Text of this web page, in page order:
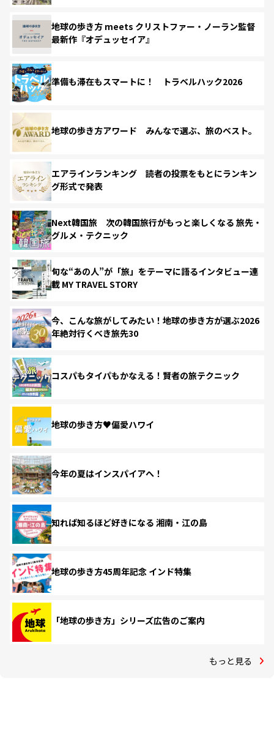
地球の歩き方 meets クリストファー・ノーラン監督
最新作『オデュッセイア』
準備も滞在もスマートに！ トラベルハック2026
地球の歩き方アワード みんなで選ぶ、旅のベスト。
エアラインランキング 読者の投票をもとにランキン
グ形式で発表
Next韓国旅 次の韓国旅行がもっと楽しくなる 旅先・
グルメ・テクニック
旬な“あの人”が「旅」をテーマに語るインタビュー連
載 MY TRAVEL STORY
今、こんな旅がしてみたい！地球の歩き方が選ぶ2026
年絶対行くべき旅先30
コスパもタイパもかなえる！賢者の旅テクニック
地球の歩き方♥偏愛ハワイ
今年の夏はインスパイアへ！
知れば知るほど好きになる 湘南・江の島
地球の歩き方45周年記念 インド特集
「地球の歩き方」シリーズ広告のご案内
もっと見る